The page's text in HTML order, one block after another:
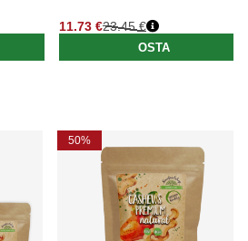
11.73 €
Normaali hinta
23.45 €
OSTA
50%